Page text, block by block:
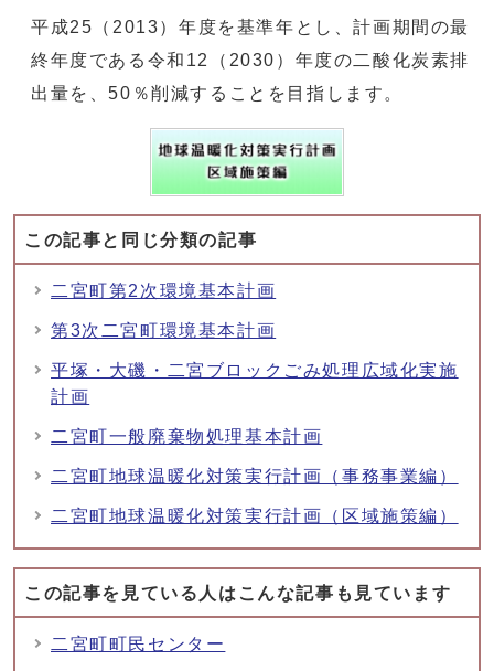
平成25（2013）年度を基準年とし、計画期間の最
終年度である令和12（2030）年度の二酸化炭素排
出量を、50％削減することを目指します。
この記事と同じ分類の記事
二宮町第2次環境基本計画
第3次二宮町環境基本計画
平塚・大磯・二宮ブロックごみ処理広域化実施
計画
二宮町一般廃棄物処理基本計画
二宮町地球温暖化対策実行計画（事務事業編）
二宮町地球温暖化対策実行計画（区域施策編）
この記事を見ている人はこんな記事も見ています
二宮町町民センター